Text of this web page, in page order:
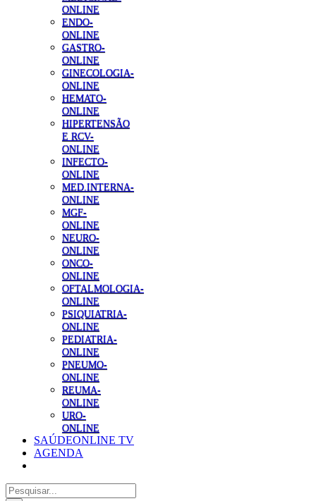
ONLINE
ENDO-
ONLINE
GASTRO-
ONLINE
GINECOLOGIA-
ONLINE
HEMATO-
ONLINE
HIPERTENSÃO
E RCV-
ONLINE
INFECTO-
ONLINE
MED.INTERNA-
ONLINE
MGF-
ONLINE
NEURO-
ONLINE
ONCO-
ONLINE
OFTALMOLOGIA-
ONLINE
PSIQUIATRIA-
ONLINE
PEDIATRIA-
ONLINE
PNEUMO-
ONLINE
REUMA-
ONLINE
URO-
ONLINE
SAÚDEONLINE TV
AGENDA
Pesquisar